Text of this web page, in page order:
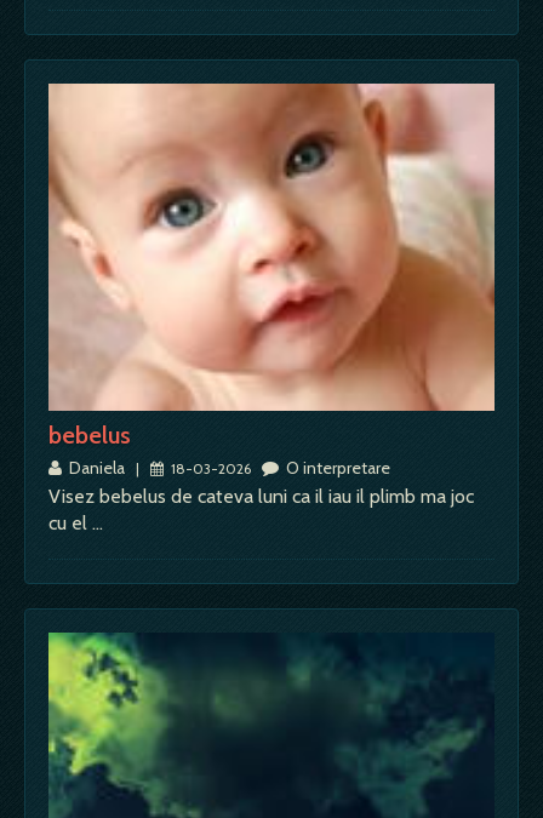
bebelus
Daniela | 18-03-2026 O interpretare
Visez bebelus de cateva luni ca il iau il plimb ma joc
cu el …